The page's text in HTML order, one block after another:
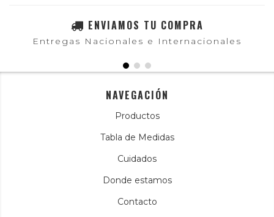
ENVIAMOS TU COMPRA
Entregas Nacionales e Internacionales
NAVEGACIÓN
Productos
Tabla de Medidas
Cuidados
Donde estamos
Contacto